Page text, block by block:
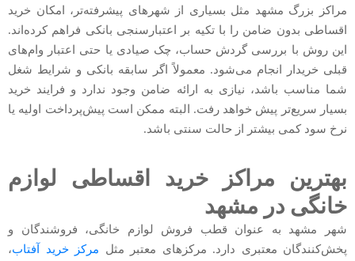
مراکز بزرگ مشهد مثل بسیاری از شهرهای پیشرفته‌تر، امکان خرید
اقساطی بدون ضامن را با تکیه بر اعتبارسنجی بانکی فراهم کرده‌اند.
این روش با بررسی گردش حساب، چک صیادی یا حتی اعتبار وام‌های
قبلی خریدار انجام می‌شود. معمولاً اگر سابقه بانکی و شرایط شغل
شما مناسب باشد، نیازی به ارائه ضامن وجود ندارد و فرایند خرید
بسیار سریع‌تر پیش خواهد رفت. البته ممکن است پیش‌پرداخت اولیه یا
نرخ سود کمی بیشتر از حالت سنتی باشد.
بهترین مراکز خرید اقساطی لوازم
خانگی در مشهد
شهر مشهد به عنوان قطب فروش لوازم خانگی، فروشندگان و
پخش‌کنندگان معتبری دارد. مرکزهای معتبر مثل مرکز خرید آفتاب،